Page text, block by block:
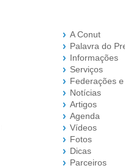
A Conut
Palavra do
Informações
Serviços
Federações
Notícias
Artigos
Agenda
Vídeos
Fotos
Dicas
Parceiros